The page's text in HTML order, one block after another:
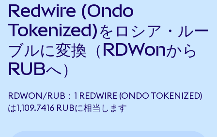
Redwire (Ondo
Tokenized)をロシア・ルー
ブルに変換（RDWonから
RUBへ）
RDWON/RUB：1 REDWIRE (ONDO TOKENIZED)
は1,109.7416 RUBに相当します